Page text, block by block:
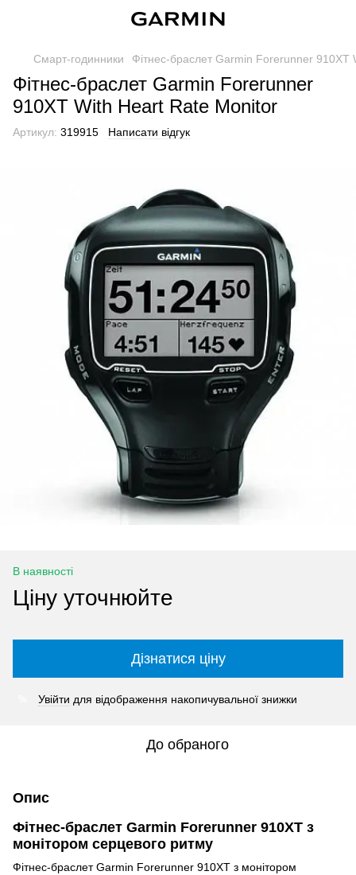
Смарт-годинники Фітнес-браслет Garmin Forerunner
Фітнес-браслет Garmin Forerunner
910XT With Heart Rate Monitor
Артикул: 319915 Написати відгук
В наявності
Ціну уточнюйте
Дізнатися ціну
Увійти для відображення накопичувальної знижки
До обраного
Опис
Фітнес-браслет Garmin Forerunner 910XT з
монітором серцевого ритму
Фітнес-браслет Garmin Forerunner 910XT з монітором